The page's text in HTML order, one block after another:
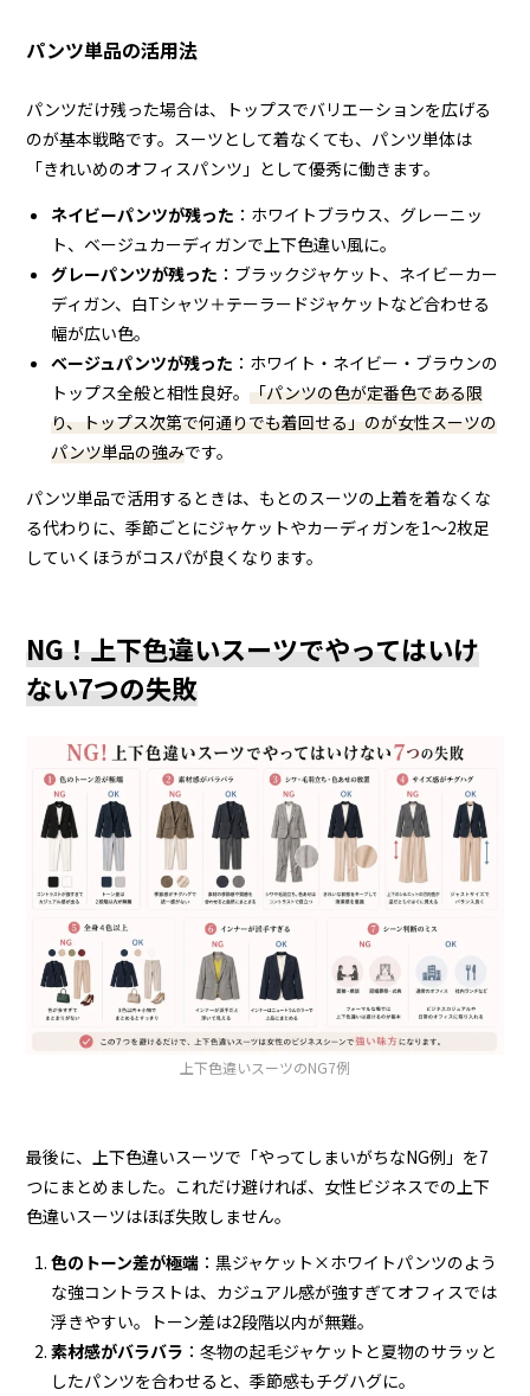
パンツ単品の活用法
パンツだけ残った場合は、トップスでバリエーションを広げる
のが基本戦略です。スーツとして着なくても、パンツ単体は
「きれいめのオフィスパンツ」として優秀に働きます。
ネイビーパンツが残った ：ホワイトブラウス、グレーニッ
ト、ベージュカーディガンで上下色違い風に。
グレーパンツが残った ：ブラックジャケット、ネイビーカー
ディガン、白Tシャツ＋テーラードジャケットなど合わせる
幅が広い色。
ベージュパンツが残った ：ホワイト・ネイビー・ブラウンの
トップス全般と相性良好。「パンツの色が定番色である限
り、トップス次第で何通りでも着回せる」のが女性スーツの
パンツ単品の強みです。
パンツ単品で活用するときは、もとのスーツの上着を着なくな
る代わりに、季節ごとにジャケットやカーディガンを1〜2枚足
していくほうがコスパが良くなります。
NG！上下色違いスーツでやってはいけ
ない7つの失敗
上下色違いスーツのNG7例
最後に、上下色違いスーツで「やってしまいがちなNG例」を7
つにまとめました。これだけ避ければ、女性ビジネスでの上下
色違いスーツはほぼ失敗しません。
色のトーン差が極端 ：黒ジャケット×ホワイトパンツのよう
な強コントラストは、カジュアル感が強すぎてオフィスでは
浮きやすい。トーン差は2段階以内が無難。
素材感がバラバラ ：冬物の起毛ジャケットと夏物のサラッと
したパンツを合わせると、季節感もチグハグに。